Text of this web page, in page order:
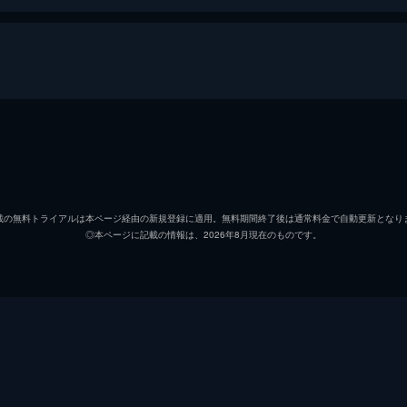
ボニー・ハント
無料トライアルは本ページ経由の新規登録に適用。無料期間終了後は通常料金で自動更新となり
◎本ページに記載の情報は、2026年8月現在のものです。